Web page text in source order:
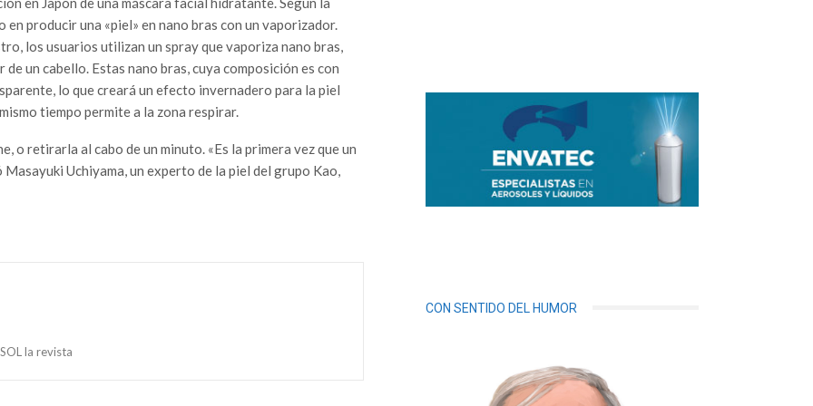
producir una «piel» en nano bras con un vaporizador.
los usuarios utilizan un spray que vaporiza nano bras,
un cabello. Estas nano bras, cuya composición es con
lo que creará un efecto invernadero para la piel
tiempo permite a la zona respirar.
o retirarla al cabo de un minuto. «Es la primera vez que un
Uchiyama, un experto de la piel del grupo Kao,
la revista
CON SENTIDO DEL HUMOR